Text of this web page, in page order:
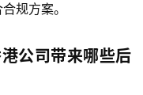
规方案。
公司带来哪些后